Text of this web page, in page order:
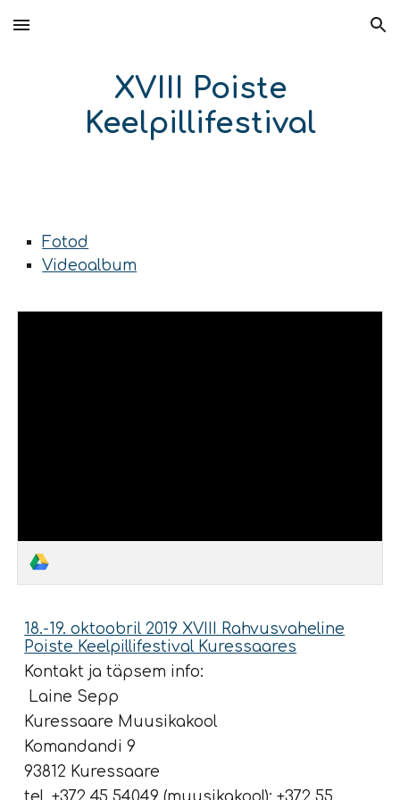
Skip to main content Skip to navigation
XVIII Poiste
Keelpillifestival
Fotod
Videoalbum
18.-19. oktoobril 2019 XVIII Rahvusvaheline
Poiste Keelpillifestival Kuressaares
Kontakt ja täpsem info:
Laine Sepp
Kuressaare Muusikakool
Komandandi 9
93812 Kuressaare